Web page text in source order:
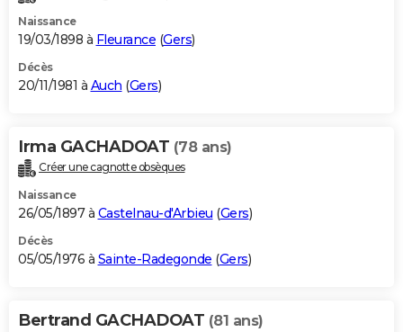
Naissance
19/03/1898 à Fleurance (Gers)
Décès
20/11/1981 à Auch (Gers)
Irma GACHADOAT (78 ans)
Créer une cagnotte obsèques
Naissance
26/05/1897 à Castelnau-d'Arbieu (Gers)
Décès
05/05/1976 à Sainte-Radegonde (Gers)
Bertrand GACHADOAT (81 ans)